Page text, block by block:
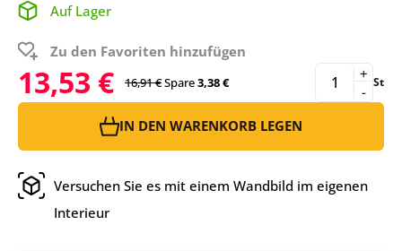
Auf Lager
Zu den Favoriten hinzufügen
13,53 € 16,91 €Spare3,38 € -
+ St
IN DEN WARENKORB LEGEN
Versuchen Sie es mit einem Wandbild im eigenen
Interieur